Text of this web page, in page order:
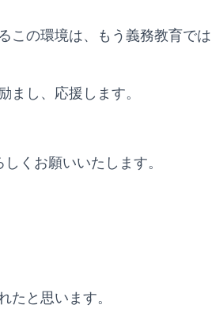
この環境は、もう義務教育では
し、応援します。
くお願いいたします。
たと思います。